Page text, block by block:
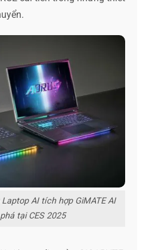
AI tích hợp GiMATE AI
tại CES 2025